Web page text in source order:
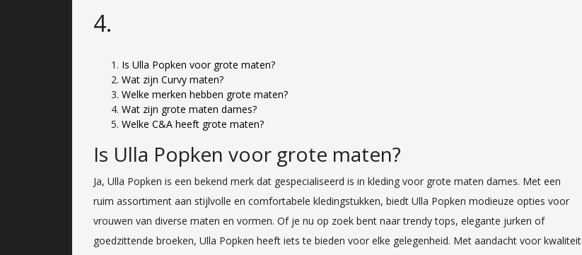
4.
Is Ulla Popken voor grote maten?
Wat zijn Curvy maten?
Welke merken hebben grote maten?
Wat zijn grote maten dames?
Welke C&A heeft grote maten?
Is Ulla Popken voor grote maten?
Ja, Ulla Popken is een bekend merk dat gespecialiseerd is in kleding voor grote maten dames. Met een
ruim assortiment aan stijlvolle en comfortabele kledingstukken, biedt Ulla Popken modieuze opties voor
vrouwen van diverse maten en vormen. Of je nu op zoek bent naar trendy tops, elegante jurken of
goedzittende broeken, Ulla Popken heeft iets te bieden voor elke gelegenheid. Met aandacht voor kwaliteit